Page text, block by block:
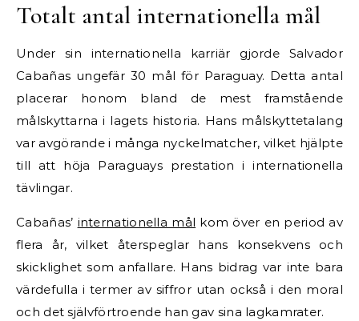
Totalt antal internationella mål
Under sin internationella karriär gjorde Salvador
Cabañas ungefär 30 mål för Paraguay. Detta antal
placerar honom bland de mest framstående
målskyttarna i lagets historia. Hans målskyttetalang
var avgörande i många nyckelmatcher, vilket hjälpte
till att höja Paraguays prestation i internationella
tävlingar.
Cabañas’ internationella mål kom över en period av
flera år, vilket återspeglar hans konsekvens och
skicklighet som anfallare. Hans bidrag var inte bara
värdefulla i termer av siffror utan också i den moral
och det självförtroende han gav sina lagkamrater.